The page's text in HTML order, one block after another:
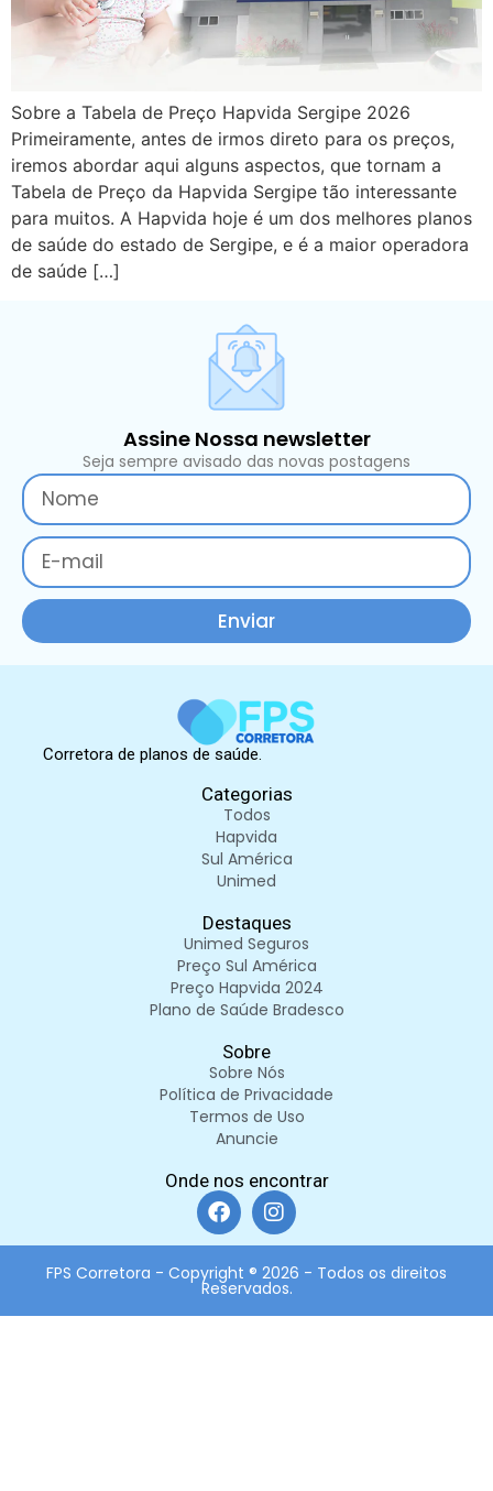
Sobre a Tabela de Preço Hapvida Sergipe 2026
Primeiramente, antes de irmos direto para os preços,
iremos abordar aqui alguns aspectos, que tornam a
Tabela de Preço da Hapvida Sergipe tão interessante
para muitos. A Hapvida hoje é um dos melhores planos
de saúde do estado de Sergipe, e é a maior operadora
de saúde […]
Assine Nossa newsletter
Seja sempre avisado das novas postagens
Enviar
Corretora de planos de saúde.
Categorias
Todos
Hapvida
Sul América
Unimed
Destaques
Unimed Seguros
Preço Sul América
Preço Hapvida 2024
Plano de Saúde Bradesco
Sobre
Sobre Nós
Política de Privacidade
Termos de Uso
Anuncie
Onde nos encontrar
FPS Corretora - Copyright ® 2026 - Todos os direitos
Reservados.